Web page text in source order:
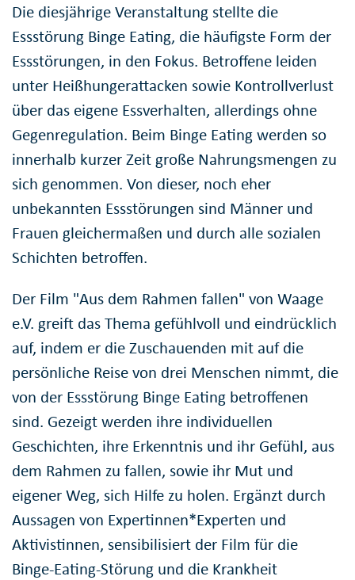
Die diesjährige Veranstaltung stellte die
Essstörung Binge Eating, die häufigste Form der
Essstörungen, in den Fokus. Betroffene leiden
unter Heißhungerattacken sowie Kontrollverlust
über das eigene Essverhalten, allerdings ohne
Gegenregulation. Beim Binge Eating werden so
innerhalb kurzer Zeit große Nahrungsmengen zu
sich genommen. Von dieser, noch eher
unbekannten Essstörungen sind Männer und
Frauen gleichermaßen und durch alle sozialen
Schichten betroffen.
Der Film "Aus dem Rahmen fallen" von Waage
e.V. greift das Thema gefühlvoll und eindrücklich
auf, indem er die Zuschauenden mit auf die
persönliche Reise von drei Menschen nimmt, die
von der Essstörung Binge Eating betroffenen
sind. Gezeigt werden ihre individuellen
Geschichten, ihre Erkenntnis und ihr Gefühl, aus
dem Rahmen zu fallen, sowie ihr Mut und
eigener Weg, sich Hilfe zu holen. Ergänzt durch
Aussagen von Expertinnen*Experten und
Aktivistinnen, sensibilisiert der Film für die
Binge-Eating-Störung und die Krankheit